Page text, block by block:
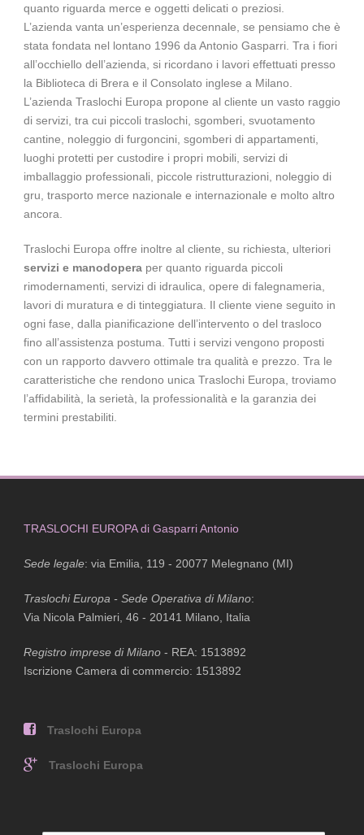
quanto riguarda merce e oggetti delicati o preziosi.
L’azienda vanta un’esperienza decennale, se pensiamo che è
stata fondata nel lontano 1996 da Antonio Gasparri. Tra i fiori
all’occhiello dell’azienda, si ricordano i lavori effettuati presso
la Biblioteca di Brera e il Consolato inglese a Milano
L’azienda Traslochi Europa propone al cliente un vasto raggio
di servizi, tra cui piccoli traslochi, sgomberi, svuotamento
cantine, noleggio di furgoncini, sgomberi di appartamenti,
luoghi protetti per custodire i propri mobili, servizi di
imballaggio professionali, piccole ristrutturazioni, noleggio di
gru, trasporto merce nazionale e internazionale e molto altro
ancora.
Traslochi Europa offre inoltre al cliente, su richiesta, ulteriori
servizi e manodopera per quanto riguarda piccoli
rimodernamenti, servizi di idraulica, opere di falegnameria,
lavori di muratura e di tinteggiatura. Il cliente viene seguito in
ogni fase, dalla pianificazione dell’intervento o del trasloco
fino all’assistenza postuma. Tutti i servizi vengono proposti
con un rapporto davvero ottimale tra qualità e prezzo. Tra le
caratteristiche che rendono unica Traslochi Europa, troviamo
l’affidabilità, la serietà, la professionalità e la garanzia dei
termini prestabiliti.
TRASLOCHI EUROPA di Gasparri Antonio
Sede legale: via Emilia, 119 - 20077 Melegnano (MI)
Traslochi Europa - Sede Operativa di Milano:
Via Nicola Palmieri, 46 - 20141 Milano, Italia
Registro imprese di Milano - REA: 1513892
Iscrizione Camera di commercio: 1513892
Traslochi Europa
Traslochi Europa